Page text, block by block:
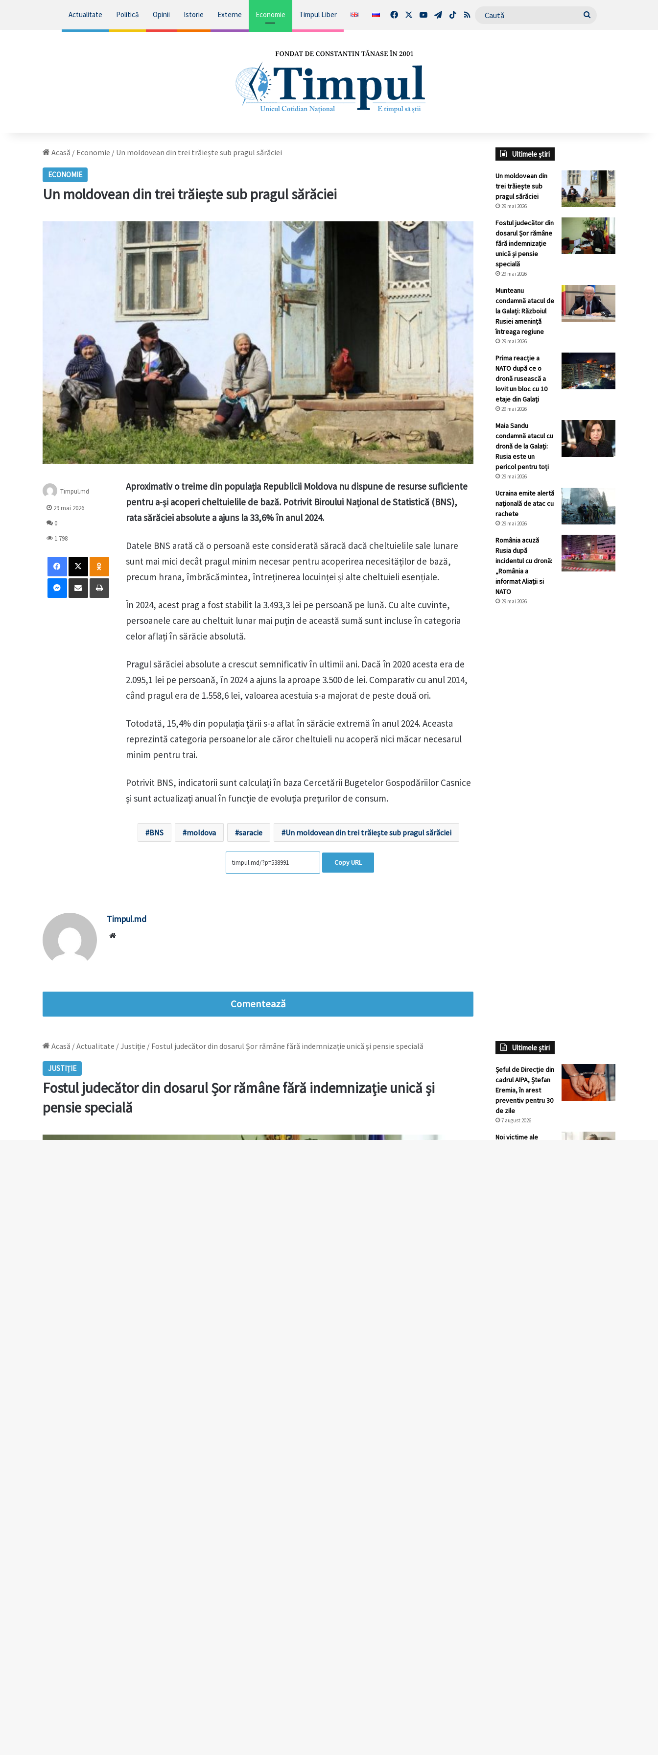
Actualitate Politică Opinii Istorie Externe Economie Timpul Liber FacebookYouTubeTelegram
TikTokRSS Caută
Acasă / Economie / Un moldovean din trei trăiește sub pragul sărăciei
ECONOMIE
Un moldovean din trei trăiește sub pragul sărăciei
Aproximativ o treime din populația Republicii Moldova nu dispune de resurse suficiente
pentru a-și acoperi cheltuielile de bază. Potrivit Biroului Național de Statistică (BNS),
rata sărăciei absolute a ajuns la 33,6% în anul 2024.
Datele BNS arată că o persoană este considerată săracă dacă cheltuielile sale lunare
sunt mai mici decât pragul minim necesar pentru acoperirea necesităților de bază,
precum hrana, îmbrăcămintea, întreținerea locuinței și alte cheltuieli esențiale.
În 2024, acest prag a fost stabilit la 3.493,3 lei pe persoană pe lună. Cu alte cuvinte,
persoanele care au cheltuit lunar mai puțin de această sumă sunt incluse în categoria
celor aflați în sărăcie absolută.
Pragul sărăciei absolute a crescut semnificativ în ultimii ani. Dacă în 2020 acesta era de
2.095,1 lei pe persoană, în 2024 a ajuns la aproape 3.500 de lei. Comparativ cu anul 2014,
când pragul era de 1.558,6 lei, valoarea acestuia s-a majorat de peste două ori.
Totodată, 15,4% din populația țării s-a aflat în sărăcie extremă în anul 2024. Aceasta
reprezintă categoria persoanelor ale căror cheltuieli nu acoperă nici măcar necesarul
minim pentru trai.
Potrivit BNS, indicatorii sunt calculați în baza Cercetării Bugetelor Gospodăriilor Casnice
și sunt actualizați anual în funcție de evoluția prețurilor de consum.
BNS moldova saracie Un moldovean din trei trăiește sub pragul sărăciei
Copy URL
Timpul.md
29 mai 2026
0
1.798
Facebook
X Odnoklassniki
Messenger
Distribuie prin mail Tipărește
Timpul.md
Comentează
Ultimele știri
Un moldovean din
trei trăiește sub
pragul sărăciei
29 mai 2026
Fostul judecător din
dosarul Șor rămâne
fără indemnizație
unică și pensie
specială
29 mai 2026
Munteanu
condamnă atacul de
la Galați: Războiul
Rusiei amenință
întreaga regiune
29 mai 2026
Prima reacție a
NATO după ce o
dronă rusească a
lovit un bloc cu 10
etaje din Galați
29 mai 2026
Maia Sandu
condamnă atacul cu
dronă de la Galați:
Rusia este un
pericol pentru toți
29 mai 2026
Ucraina emite alertă
naţională de atac cu
rachete
29 mai 2026
România acuză
Rusia după
incidentul cu dronă:
„România a
informat Aliații si
NATO
29 mai 2026